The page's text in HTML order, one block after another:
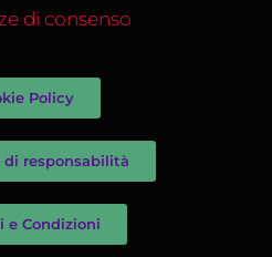
di consenso
Policy
di responsabilità
e Condizioni